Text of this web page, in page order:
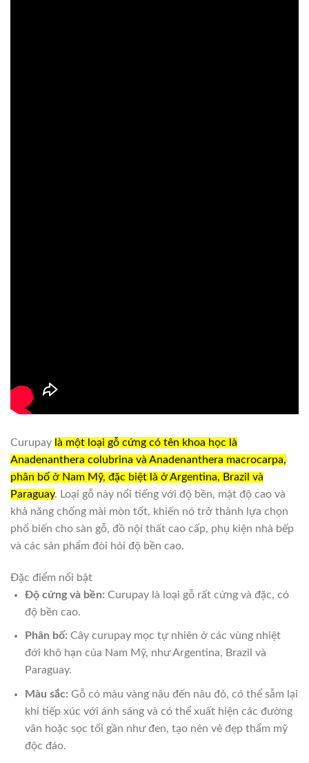
Curupay là một loại gỗ cứng có tên khoa học là
Anadenanthera colubrina và Anadenanthera macrocarpa,
phân bố ở Nam Mỹ, đặc biệt là ở Argentina, Brazil và
Paraguay. Loại gỗ này nổi tiếng với độ bền, mật độ cao và
khả năng chống mài mòn tốt, khiến nó trở thành lựa chọn
phổ biến cho sàn gỗ, đồ nội thất cao cấp, phụ kiện nhà bếp
và các sản phẩm đòi hỏi độ bền cao.
Đặc điểm nổi bật
Độ cứng và bền: Curupay là loại gỗ rất cứng và đặc, có
độ bền cao.
Phân bố: Cây curupay mọc tự nhiên ở các vùng nhiệt
đới khô hạn của Nam Mỹ, như Argentina, Brazil và
Paraguay.
Màu sắc: Gỗ có màu vàng nâu đến nâu đỏ, có thể sẫm lại
khi tiếp xúc với ánh sáng và có thể xuất hiện các đường
vân hoặc sọc tối gần như đen, tạo nên vẻ đẹp thẩm mỹ
độc đáo.